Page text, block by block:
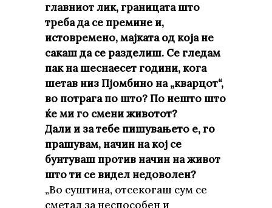
главниот лик, границата што
треба да се премине и,
истовремено, мајката од која не
сакаш да се разделиш. Се гледам
пак на шеснаесет години, кога
шетав низ Пјомбино на „кварцот“,
во потрага по што? По нешто што
ќе ми го смени животот?
Дали и за тебе пишувањето е, го
прашувам, начин на кој се
бунтуваш против начин на живот
што ти се видел недоволен?
„Во суштина, отсекогаш сум се
сметал за неспособен и